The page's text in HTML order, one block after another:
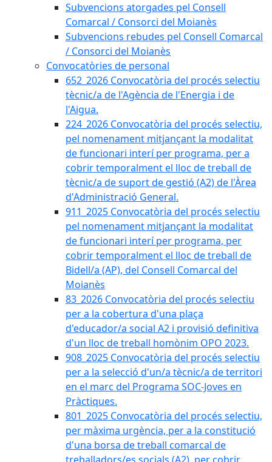
Subvencions atorgades pel Consell
Comarcal / Consorci del Moianès
Subvencions rebudes pel Consell Comarcal
/ Consorci del Moianès
Convocatòries de personal
652_2026 Convocatòria del procés selectiu
tècnic/a de l'Agència de l'Energia i de
l'Aigua.
224_2026 Convocatòria del procés selectiu,
pel nomenament mitjançant la modalitat
de funcionari interí per programa, per a
cobrir temporalment el lloc de treball de
tècnic/a de suport de gestió (A2) de l'Àrea
d'Administració General.
911_2025 Convocatòria del procés selectiu
pel nomenament mitjançant la modalitat
de funcionari interí per programa, per
cobrir temporalment el lloc de treball de
Bidell/a (AP), del Consell Comarcal del
Moianès
83_2026 Convocatòria del procés selectiu
per a la cobertura d'una plaça
d'educador/a social A2 i provisió definitiva
d'un lloc de treball homònim OPO 2023.
908_2025 Convocatòria del procés selectiu
per a la selecció d'un/a tècnic/a de territori
en el marc del Programa SOC-Joves en
Pràctiques.
801_2025 Convocatòria del procés selectiu,
per màxima urgència, per a la constitució
d'una borsa de treball comarcal de